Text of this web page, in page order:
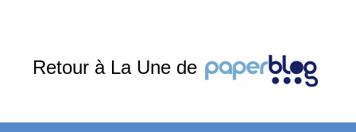
Retour à La Une de